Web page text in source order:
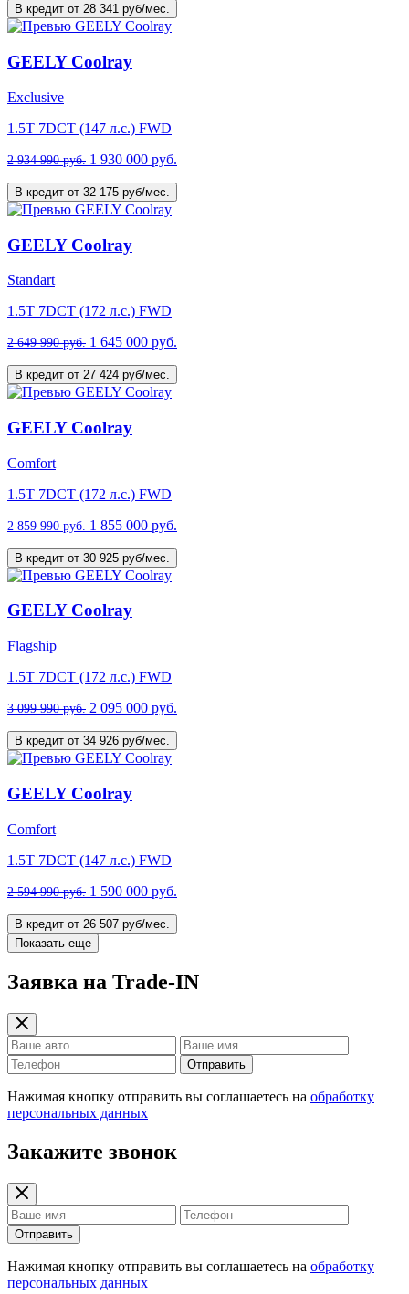
В кредит от 28 341 руб/мес.
GEELY Coolray
Exclusive
1.5T 7DCT (147 л.с.) FWD
2 934 990 руб. 1 930 000 руб.
В кредит от 32 175 руб/мес.
GEELY Coolray
Standart
1.5T 7DCT (172 л.с.) FWD
2 649 990 руб. 1 645 000 руб.
В кредит от 27 424 руб/мес.
GEELY Coolray
Comfort
1.5T 7DCT (172 л.с.) FWD
2 859 990 руб. 1 855 000 руб.
В кредит от 30 925 руб/мес.
GEELY Coolray
Flagship
1.5T 7DCT (172 л.с.) FWD
3 099 990 руб. 2 095 000 руб.
В кредит от 34 926 руб/мес.
GEELY Coolray
Comfort
1.5T 7DCT (147 л.с.) FWD
2 594 990 руб. 1 590 000 руб.
В кредит от 26 507 руб/мес.
Показать еще
Заявка на Trade-IN
Отправить
Нажимая кнопку отправить вы соглашаетесь на обработку
персональных данных
Закажите звонок
Отправить
Нажимая кнопку отправить вы соглашаетесь на обработку
персональных данных